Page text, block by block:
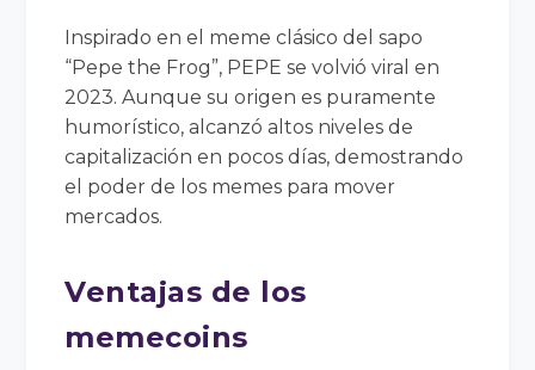
Inspirado en el meme clásico del sapo
“Pepe the Frog”, PEPE se volvió viral en
2023. Aunque su origen es puramente
humorístico, alcanzó altos niveles de
capitalización en pocos días, demostrando
el poder de los memes para mover
mercados.
Ventajas de los
memecoins